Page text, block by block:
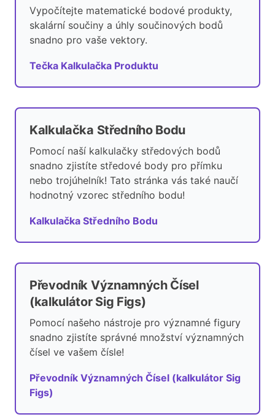
Vypočítejte matematické bodové produkty,
skalární součiny a úhly součinových bodů
snadno pro vaše vektory.
Tečka Kalkulačka Produktu
Kalkulačka Středního Bodu
Pomocí naší kalkulačky středových bodů
snadno zjistíte středové body pro přímku
nebo trojúhelník! Tato stránka vás také naučí
hodnotný vzorec středního bodu!
Kalkulačka Středního Bodu
Převodník Významných Čísel
(kalkulátor Sig Figs)
Pomocí našeho nástroje pro významné figury
snadno zjistíte správné množství významných
čísel ve vašem čísle!
Převodník Významných Čísel (kalkulátor Sig
Figs)